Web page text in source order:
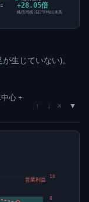
+28.05倍
純信用残÷5日平均出来高
生じていない)。
心 +
↑ ↓ ×
8
10
営業利益